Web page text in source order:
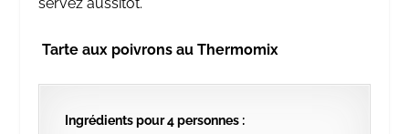
Tarte aux poivrons au Thermomix
Ingrédients pour 4 personnes :